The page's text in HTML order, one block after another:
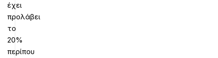
έχει
προλάβει
το
20%
περίπου